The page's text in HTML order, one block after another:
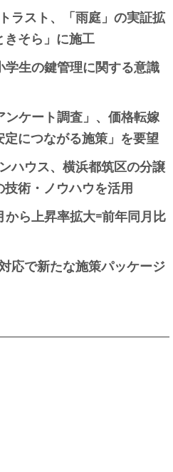
ラスト、「雨庭」の実証拡
そら」に施工
生の鍵管理に関する意識
ケート調査」、価格転嫁
につながる施策」を要望
ハウス、横浜都筑区の分譲
術・ノウハウを活用
ら上昇率拡大=前年同月比
応で新たな施策パッケージ